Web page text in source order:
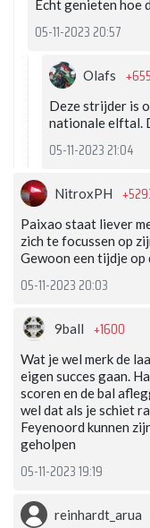
Echt genieten hoe
05-11-2023 20:57
Olafs
Deze strijder is
nationale elftal.
05-11-2023 21:04
NitroxPH
Paixao staat liever
zich te focussen op
Gewoon een tijdje op
05-11-2023 20:03
9ball +1600
Wat je wel merk de
eigen succes gaan.
scoren en de bal
wel dat als je schiet
Feyenoord kunnen
geholpen
05-11-2023 19:19
reinhardt_arua